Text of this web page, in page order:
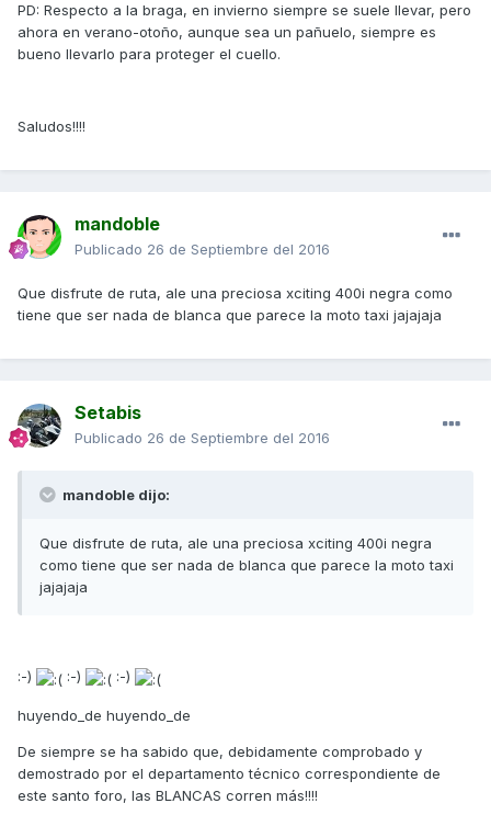
PD: Respecto a la braga, en invierno siempre se suele llevar, pero
ahora en verano-otoño, aunque sea un pañuelo, siempre es
bueno llevarlo para proteger el cuello.
Saludos!!!!
mandoble
Publicado 26 de Septiembre del 2016
Que disfrute de ruta, ale una preciosa xciting 400i negra como
tiene que ser nada de blanca que parece la moto taxi jajajaja
Setabis
Publicado 26 de Septiembre del 2016
mandoble dijo:
Que disfrute de ruta, ale una preciosa xciting 400i negra
como tiene que ser nada de blanca que parece la moto taxi
jajajaja
:-) :-) :-)
huyendo_de huyendo_de
De siempre se ha sabido que, debidamente comprobado y
demostrado por el departamento técnico correspondiente de
este santo foro, las BLANCAS corren más!!!!